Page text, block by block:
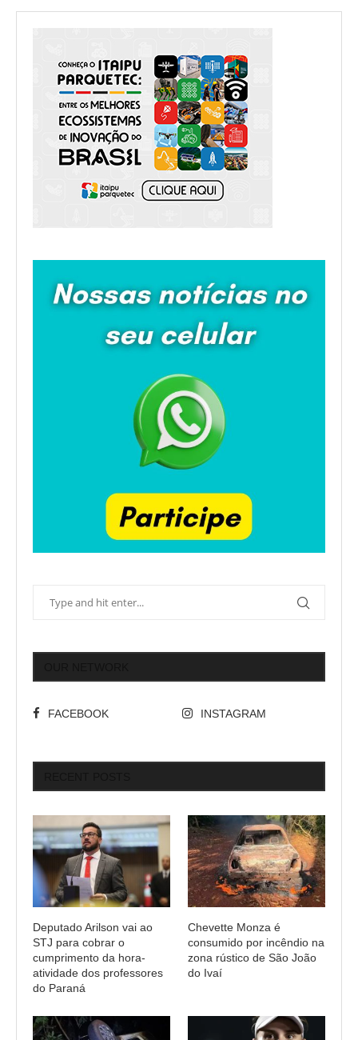
FACEBOOK INSTAGRAM
Deputado Arilson vai ao
STJ para cobrar o
cumprimento da hora-
atividade dos professores
do Paraná
Chevette Monza é
consumido por incêndio na
zona rústico de São João
do Ivaí